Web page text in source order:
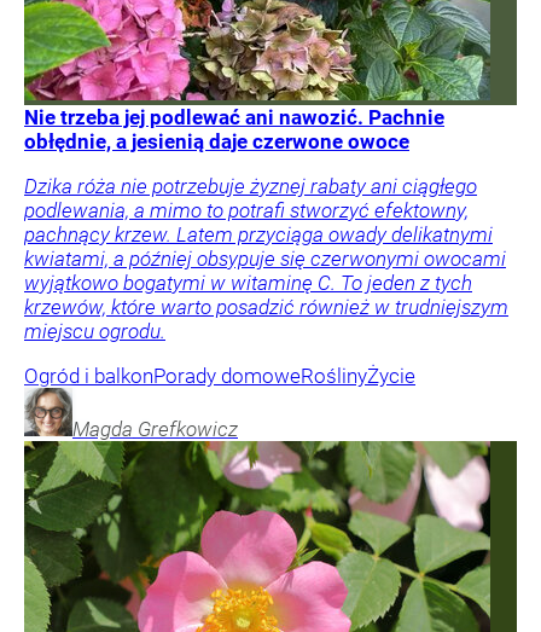
Nie trzeba jej podlewać ani nawozić. Pachnie
obłędnie, a jesienią daje czerwone owoce
Dzika róża nie potrzebuje żyznej rabaty ani ciągłego
podlewania, a mimo to potrafi stworzyć efektowny,
pachnący krzew. Latem przyciąga owady delikatnymi
kwiatami, a później obsypuje się czerwonymi owocami
wyjątkowo bogatymi w witaminę C. To jeden z tych
krzewów, które warto posadzić również w trudniejszym
miejscu ogrodu.
Ogród i balkonPorady domoweRoślinyŻycie
Magda Grefkowicz